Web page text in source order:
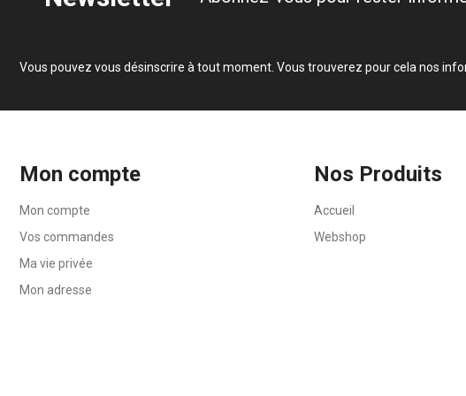
Vous pouvez vous désinscrire à tout moment. Vous trouverez pour cela nos
Mon compte
Mon compte
Vos commandes
Ma vie privée
Mon adresse
Nos Produits
Accueil
Webshop